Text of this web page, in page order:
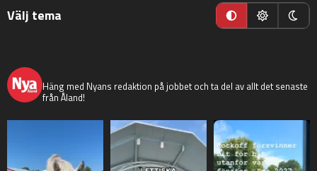
Välj tema
Häng med Nyans redaktion på jobbet och ta del av allt det senaste
från Åland!